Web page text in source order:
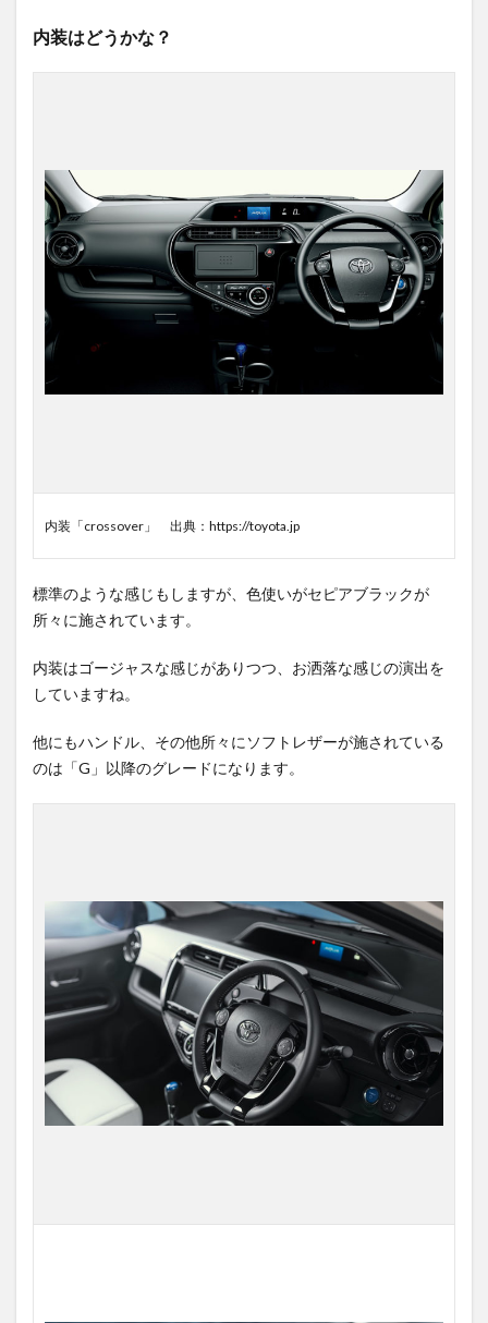
内装はどうかな？
内装「crossover」 出典：https://toyota.jp
標準のような感じもしますが、色使いがセピアブラックが
所々に施されています。
内装はゴージャスな感じがありつつ、お洒落な感じの演出を
していますね。
他にもハンドル、その他所々にソフトレザーが施されている
のは「G」以降のグレードになります。